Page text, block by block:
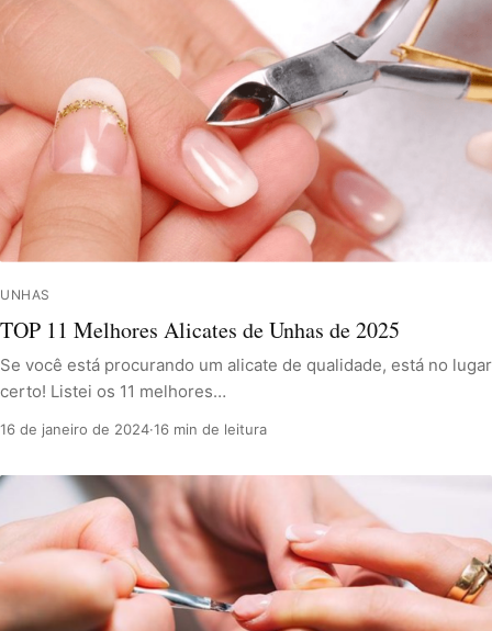
UNHAS
TOP 11 Melhores Alicates de Unhas de 2025
Se você está procurando um alicate de qualidade, está no lugar
certo! Listei os 11 melhores…
16 de janeiro de 2024·16 min de leitura